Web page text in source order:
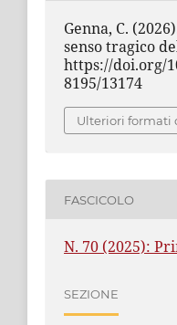
Genna, C.
senso tragico
https://doi.org/
8195/13174
Ulteriori formati
FASCICOLO
N. 70 (2025):
SEZIONE